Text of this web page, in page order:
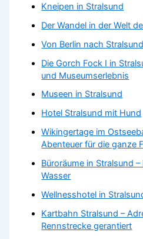
Kneipen in Stralsund
Der Wandel in der Welt
Von Berlin nach Stralsund
Die Gorch Fock I in
und Museumserlebnis
Museen in Stralsund
Hotel Stralsund mit Hund
Wikingertage im
Abenteuer für die ganze
Büroräume in Stralsund
Wasser
Wellnesshotel in
Kartbahn Stralsund –
Rennstrecke gerantiert